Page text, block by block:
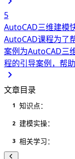
5
AutoCAD三维建模
AutoCAD课程为了
案例为AutoCAD三
程的引导案例，帮
文章目录
1 知识点：
2 建模实操：
3 相关学习：